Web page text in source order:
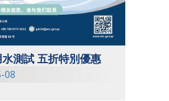
測試 五折特別優惠
08